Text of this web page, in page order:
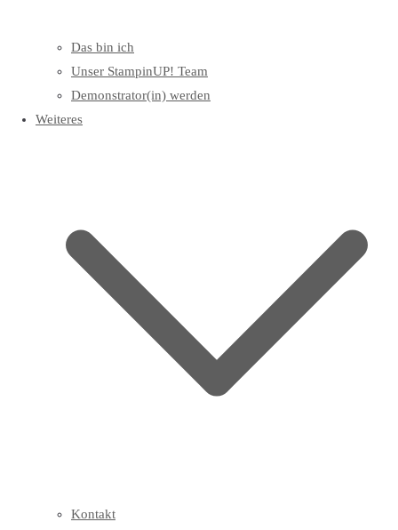
Das bin ich
Unser StampinUP! Team
Demonstrator(in) werden
Weiteres
Kontakt